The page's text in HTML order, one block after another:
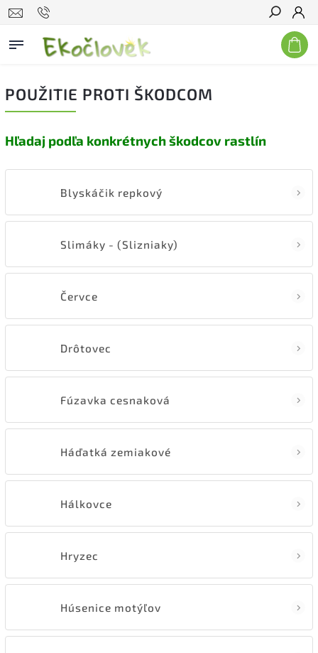
Hľadať
POUŽITIE PROTI ŠKODCOM
Hľadaj podľa konkrétnych škodcov rastlín
Blyskáčik repkový
Slimáky - (Slizniaky)
Červce
Drôtovec
Fúzavka cesnaková
Háďatká zemiakové
Hálkovce
Hryzec
Húsenice motýľov